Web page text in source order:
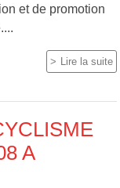
et de promotion
Lire la suite
A